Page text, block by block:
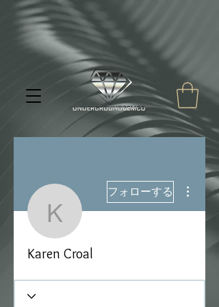
Karen Croal
フォローする
Karen Croal